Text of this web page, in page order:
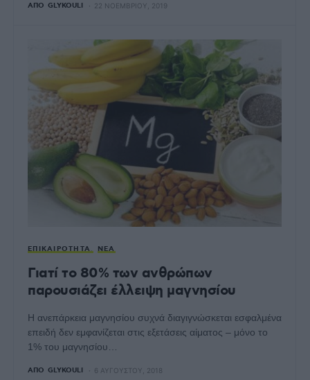
ΑΠΌ GLYKOULI 22 ΝΟΕΜΒΡΊΟΥ, 2019
ΕΠΙΚΑΙΡΌΤΗΤΑ ΝΈΑ
Γιατί το 80% των ανθρώπων
παρουσιάζει έλλειψη μαγνησίου
Η ανεπάρκεια μαγνησίου συχνά διαγιγνώσκεται εσφαλμένα
επειδή δεν εμφανίζεται στις εξετάσεις αίματος – μόνο το
1% του μαγνησίου…
ΑΠΌ GLYKOULI 6 ΑΥΓΟΎΣΤΟΥ, 2018